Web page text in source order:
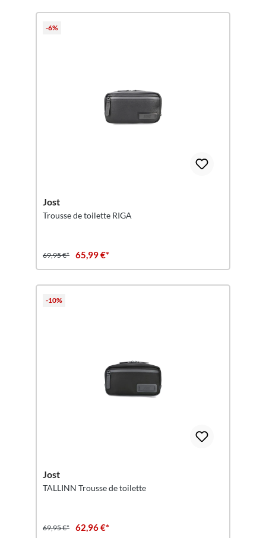
-6%
Jost
Trousse de toilette RIGA
69,95 €* 65,99 €*
-10%
Jost
TALLINN Trousse de toilette
69,95 €* 62,96 €*